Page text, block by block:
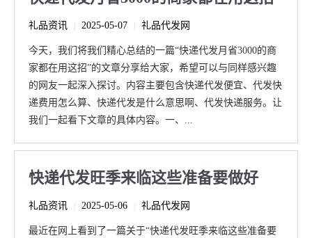
礼品资讯 2025-05-07 礼品代发网
今天，我们将我们精心总结的一篇“快递代发月省3000的商
家都在用这招”的文章分享给大家，希望可以与同样感兴趣
的网友一起深入探讨。内容主要包含快递代发便宜、代发快
递费用怎么算、快递代发是什么意思啊、代发快递服务。让
我们一起看下文章的具体内容。一、...
快递代发旺季来临这些准备要做好
礼品资讯 2025-05-06 礼品代发网
最近在网上看到了一篇关于“快递代发旺季来临这些准备要